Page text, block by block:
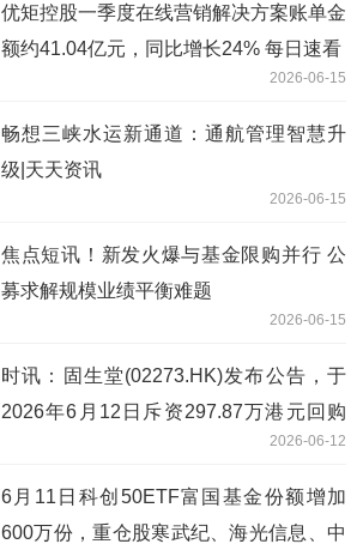
优矩控股一季度在线营销解决方案账单金
额约41.04亿元，同比增长24% 每日速看
2026-06-15
畅想三峡水运新通道：通航管理智慧升
级|天天资讯
2026-06-15
焦点短讯！新发火爆与基金限购并行 公
募求解规模业绩平衡难题
2026-06-15
时讯：固生堂(02273.HK)发布公告，于
2026年6月12日斥资297.87万港元回购
2026-06-12
6月11日科创50ETF富国基金份额增加
600万份，重仓股寒武纪、海光信息、中